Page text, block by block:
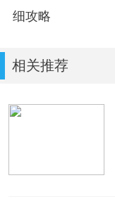
细攻略
相关推荐